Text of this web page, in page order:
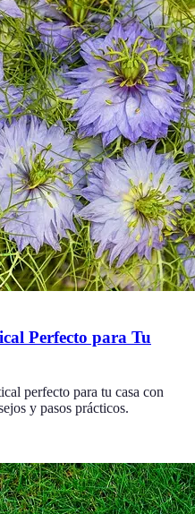
Perfecto para Tu
perfecto para tu casa con
y pasos prácticos.